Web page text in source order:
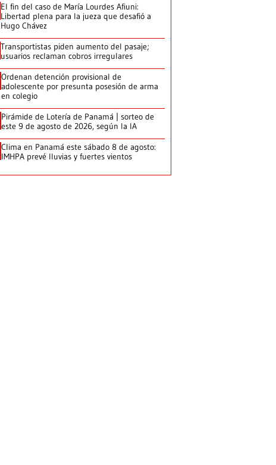
El fin del caso de María Lourdes Afiuni:
Libertad plena para la jueza que desafió a
Hugo Chávez
Transportistas piden aumento del pasaje;
usuarios reclaman cobros irregulares
Ordenan detención provisional de
adolescente por presunta posesión de arma
en colegio
Pirámide de Lotería de Panamá | sorteo de
este 9 de agosto de 2026, según la IA
Clima en Panamá este sábado 8 de agosto:
IMHPA prevé lluvias y fuertes vientos